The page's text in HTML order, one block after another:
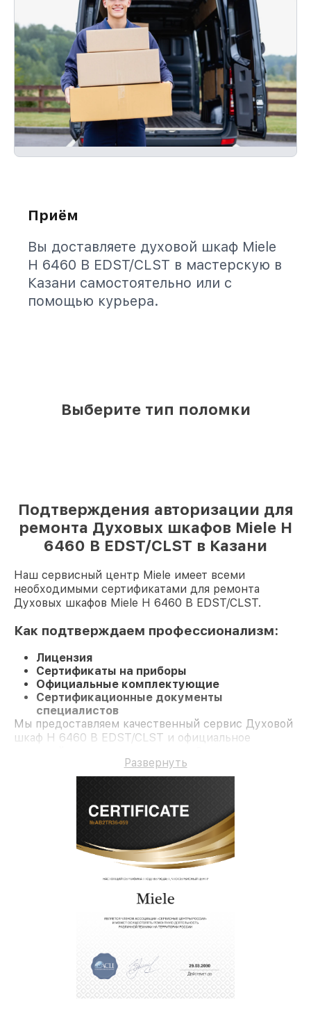
Приём
Вы доставляете духовой шкаф Miele
H 6460 B EDST/CLST в мастерскую в
Казани самостоятельно или с
помощью курьера.
Выберите тип поломки
Подтверждения авторизации для
ремонта Духовых шкафов Miele H
6460 B EDST/CLST в Казани
Наш сервисный центр Miele имеет всеми
необходимыми сертификатами для ремонта
Духовых шкафов Miele H 6460 B EDST/CLST.
Как подтверждаем профессионализм:
Лицензия
Сертификаты на приборы
Официальные комплектующие
Сертификационные документы
специалистов
Мы предоставляем качественный сервис Духовой
шкаф H 6460 B EDST/CLST и официальное
Развернуть